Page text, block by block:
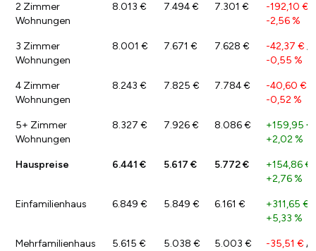
2 Zimmer
Wohnungen
8.013 € 7.494 € 7.301 € -192,10 €
-2,56 %
3 Zimmer
Wohnungen
8.001 € 7.671 € 7.628 € -42,37 € /
-0,55 %
4 Zimmer
Wohnungen
8.243 € 7.825 € 7.784 € -40,60 €
-0,52 %
5+ Zimmer
Wohnungen
8.327 € 7.926 € 8.086 € +159,95 €
+2,02 %
Hauspreise 6.441 € 5.617 € 5.772 € +154,86 €
+2,76 %
Einfamilienhaus 6.849 € 5.849 € 6.161 € +311,65 €
+5,33 %
Mehrfamilienhaus 5.615 € 5.038 € 5.003 € -35,51 € /